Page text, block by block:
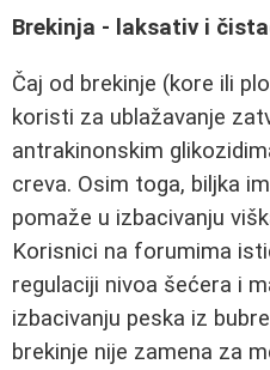
Brekinja - laksativ i
Čaj od brekinje (kore ili
koristi za ublažavanje
antrakinonskim
creva. Osim toga, biljka
pomaže u izbacivanju
Korisnici na forumima
regulaciji nivoa šećera i
izbacivanju peska iz
brekinje nije zamena za